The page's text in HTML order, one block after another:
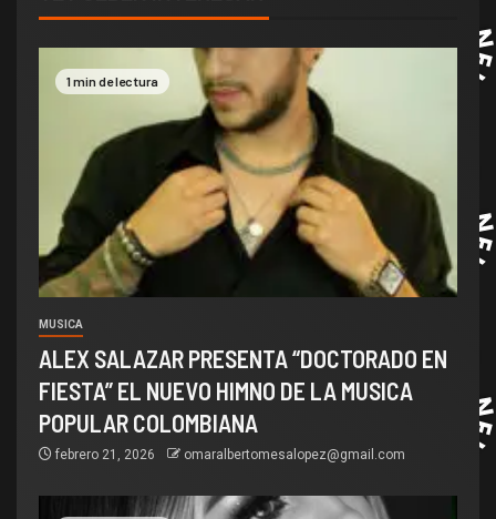
1 min de lectura
MUSICA
ALEX SALAZAR PRESENTA “DOCTORADO EN
FIESTA” EL NUEVO HIMNO DE LA MUSICA
POPULAR COLOMBIANA
febrero 21, 2026 omaralbertomesalopez@gmail.com